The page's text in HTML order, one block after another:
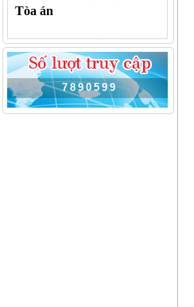
Tòa án
7 8 9 0 5 9 9